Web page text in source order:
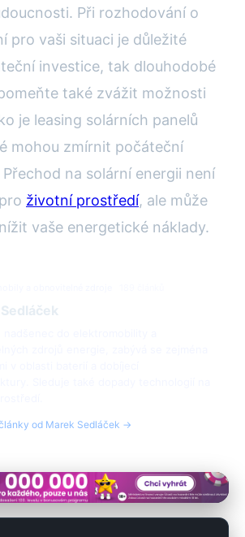
Při rozhodování o
pro vaši situaci je důležité
investice, tak dlouhodobé
také zvážit možnosti
je leasing solárních panelů
mohou zmírnit počáteční
na solární energii není
životní prostředí, ale může
vaše energetické náklady.
od Marek Sedláček →